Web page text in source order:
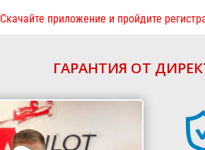
Скачайте приложение и пройдите
ГАРАНТИЯ ОТ